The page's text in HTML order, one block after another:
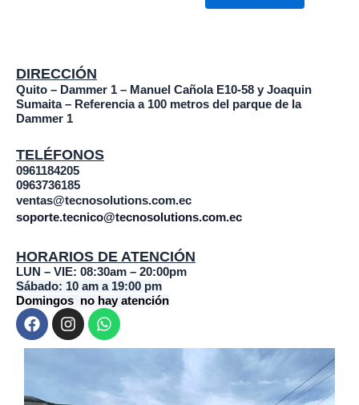
DIRECCIÓN
Quito – Dammer 1 – Manuel Cañola E10-58 y Joaquin
Sumaita – Referencia a 100 metros del parque de la
Dammer 1
TELÉFONOS
0961184205
0963736185
ventas@tecnosolutions.com.ec
soporte.tecnico@tecnosolutions.com.ec
HORARIOS DE ATENCIÓN
LUN – VIE: 08:30am – 20:00pm
Sábado: 10 am a 19:00 pm
Domingos no hay atención
F
a
c
o
I
n
s
W
h
a
a